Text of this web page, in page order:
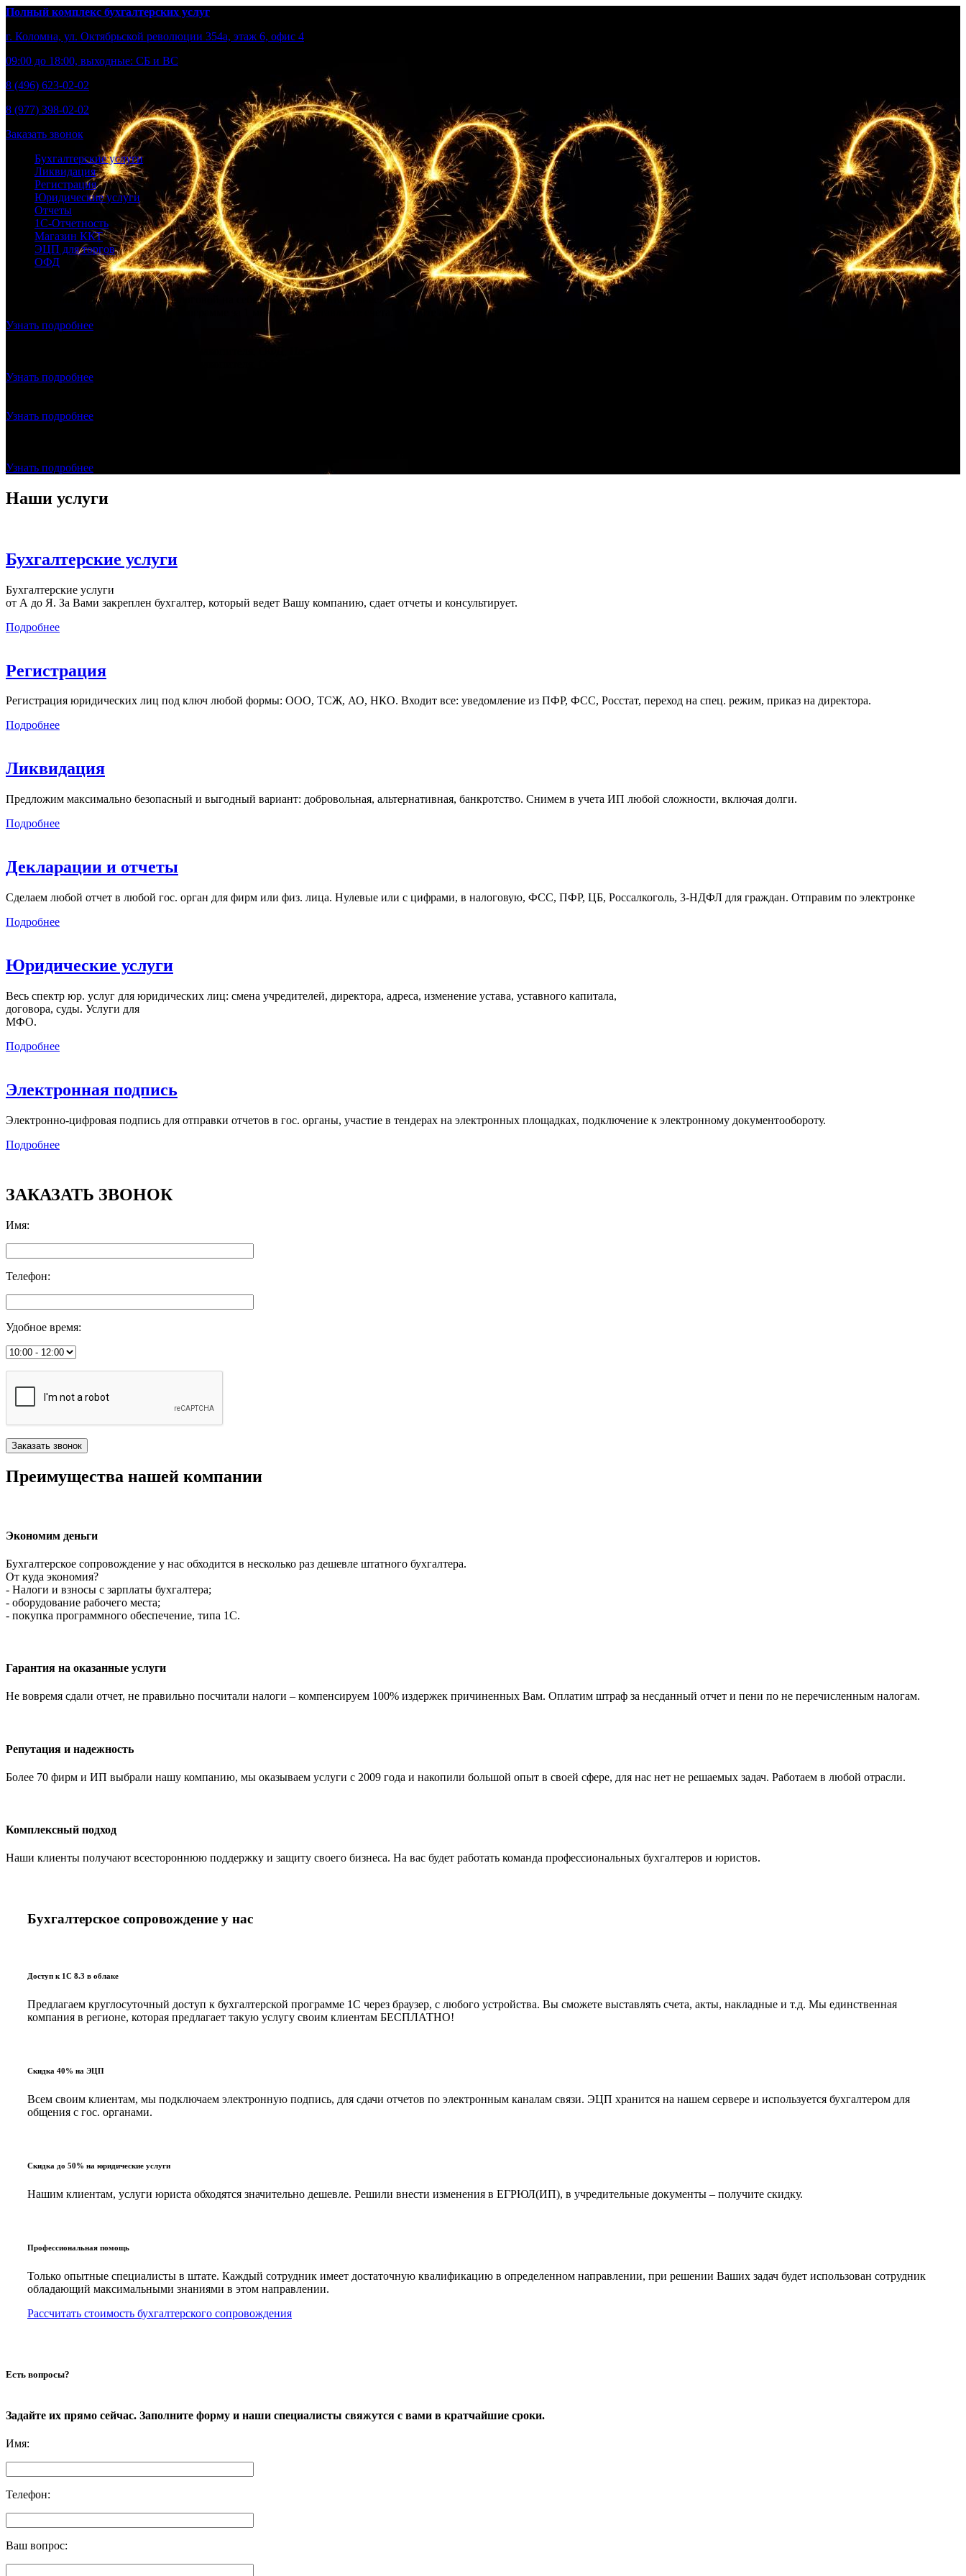
Полный комплекс бухгалтерских услуг
г. Коломна, ул. Октябрьской революции 354а, этаж 6, офис 4
09:00 до 18:00, выходные: СБ и ВС
8 (496) 623-02-02
8 (977) 398-02-02
Заказать звонок
Бухгалтерские услуги
Ликвидация
Регистрация
Юридические услуги
Отчеты
1С-Отчетность
Магазин ККТ
ЭЦП для торгов
ОФД
Берем бухгалтерию и общение с налоговой на себя, вы – развивайте бизнес.
Получите доступ к бухгалтерской программе за 1 минуту и выставляете счета. Делайте акты, накладные, создавайте прайс лист.
Узнать подробнее
Узнать подробнее
Узнать подробнее
Узнать подробнее
Наши услуги
Бухгалтерские услуги
Бухгалтерские услуги
от А до Я. За Вами закреплен бухгалтер, который ведет Вашу компанию, сдает отчеты и консультирует.
Подробнее
Регистрация
Регистрация юридических лиц под ключ любой формы: ООО, ТСЖ, АО, НКО. Входит все: уведомление из ПФР, ФСС, Росстат, переход на спец. режим, приказ на директора.
Подробнее
Ликвидация
Предложим максимально безопасный и выгодный вариант: добровольная, альтернативная, банкротство. Снимем в учета ИП любой сложности, включая долги.
Подробнее
Декларации и отчеты
Сделаем любой отчет в любой гос. орган для фирм или физ. лица. Нулевые или с цифрами, в налоговую, ФСС, ПФР, ЦБ, Россалкоголь, 3-НДФЛ для граждан. Отправим по электронке
Подробнее
Юридические услуги
Весь спектр юр. услуг для юридических лиц: смена учредителей, директора, адреса, изменение устава, уставного капитала,
договора, суды. Услуги для
МФО.
Подробнее
Электронная подпись
Электронно-цифровая подпись для отправки отчетов в гос. органы, участие в тендерах на электронных площадках, подключение к электронному документообороту.
Подробнее
ЗАКАЗАТЬ ЗВОНОК
Имя:
Телефон:
Удобное время:
Преимущества нашей компании
Экономим деньги
Бухгалтерское сопровождение у нас обходится в несколько раз дешевле штатного бухгалтера.
От куда экономия?
- Налоги и взносы с зарплаты бухгалтера;
- оборудование рабочего места;
- покупка программного обеспечение, типа 1С.
Гарантия на оказанные услуги
Не вовремя сдали отчет, не правильно посчитали налоги – компенсируем 100% издержек причиненных Вам. Оплатим штраф за несданный отчет и пени по не перечисленным налогам.
Репутация и надежность
Более 70 фирм и ИП выбрали нашу компанию, мы оказываем услуги с 2009 года и накопили большой опыт в своей сфере, для нас нет не решаемых задач. Работаем в любой отрасли.
Комплексный подход
Наши клиенты получают всестороннюю поддержку и защиту своего бизнеса. На вас будет работать команда профессиональных бухгалтеров и юристов.
Бухгалтерское сопровождение у нас
Доступ к 1С 8.3 в облаке
Предлагаем круглосуточный доступ к бухгалтерской программе 1С через браузер, с любого устройства. Вы сможете выставлять счета, акты, накладные и т.д. Мы единственная
компания в регионе, которая предлагает такую услугу своим клиентам БЕСПЛАТНО!
Скидка 40% на ЭЦП
Всем своим клиентам, мы подключаем электронную подпись, для сдачи отчетов по электронным каналам связи. ЭЦП хранится на нашем сервере и используется бухгалтером для
общения с гос. органами.
Скидка до 50% на юридические услуги
Нашим клиентам, услуги юриста обходятся значительно дешевле. Решили внести изменения в ЕГРЮЛ(ИП), в учредительные документы – получите скидку.
Профессиональная помощь
Только опытные специалисты в штате. Каждый сотрудник имеет достаточную квалификацию в определенном направлении, при решении Ваших задач будет использован сотрудник
обладающий максимальными знаниями в этом направлении.
Рассчитать стоимость бухгалтерского сопровождения
Есть вопросы?
Задайте их прямо сейчас. Заполните форму и наши специалисты свяжутся с вами в кратчайшие сроки.
Имя:
Телефон:
Ваш вопрос: